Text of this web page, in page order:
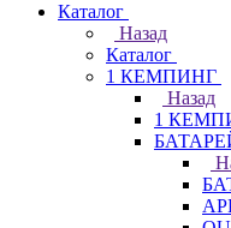
Каталог
Назад
Каталог
1 КЕМПИНГ
Назад
1